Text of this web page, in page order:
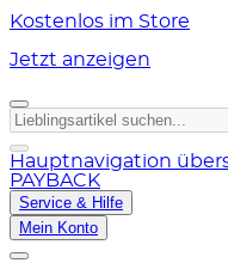
Kostenlos im Store
Jetzt anzeigen
Hauptnavigation
PAYBACK
Service & Hilfe
Mein Konto